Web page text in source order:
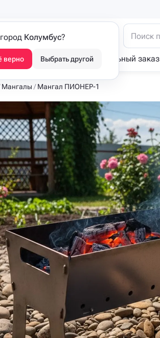
года
монтаж Индивидуальный заказ
Мангалы Мангал ПИОНЕР-1
Колумбус?
верно Выбрать другой